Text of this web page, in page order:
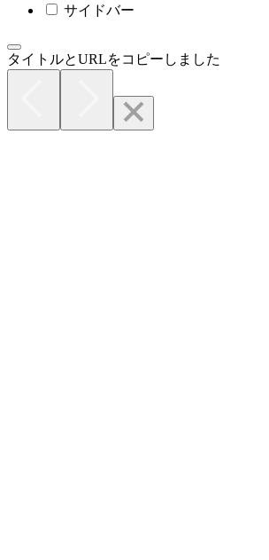
サイドバー
タイトルとURLをコピーしました